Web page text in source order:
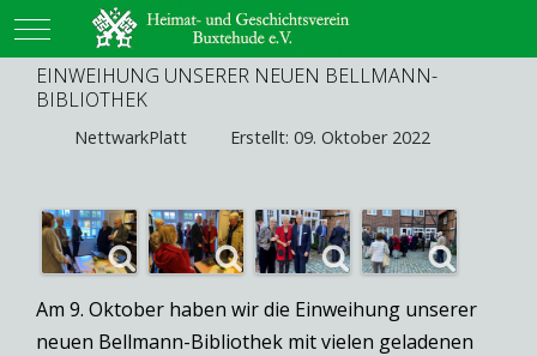
Mobile Menu Toggle
EINWEIHUNG UNSERER NEUEN BELLMANN-
BIBLIOTHEK
NettwarkPlatt Erstellt: 09. Oktober 2022
Am 9. Oktober haben wir die Einweihung unserer
neuen Bellmann-Bibliothek mit vielen geladenen